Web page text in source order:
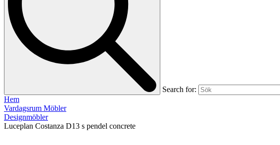
Search for:
Hem
Vardagsrum Möbler
Designmöbler
Luceplan Costanza D13 s pendel concrete